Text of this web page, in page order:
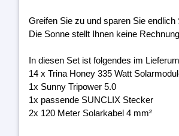
Greifen Sie zu und sparen Sie endlich
Die Sonne stellt Ihnen keine
In diesen Set ist folgendes im
14 x Trina Honey 335 Watt
1x Sunny Tripower 5.0
1x passende SUNCLIX Stecker
2x 120 Meter Solarkabel 4 mm²